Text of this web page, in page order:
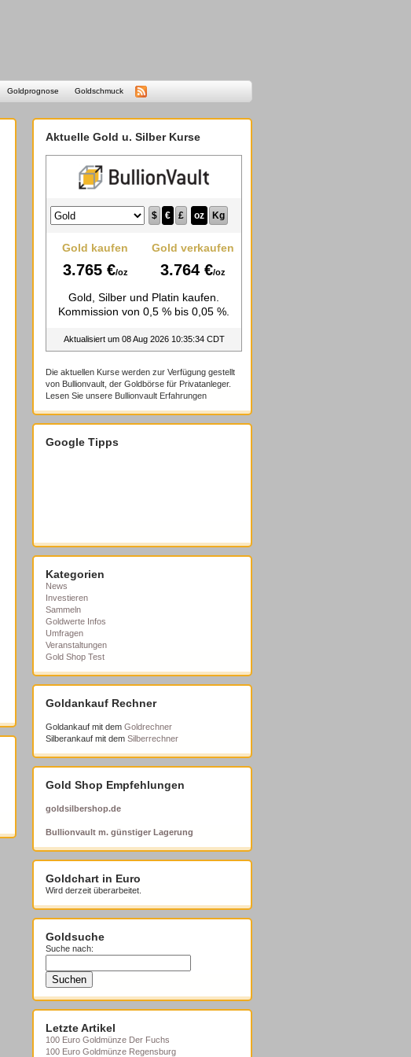
Goldprognose Goldschmuck
Aktuelle Gold u. Silber Kurse
Die aktuellen Kurse werden zur Verfügung gestellt
von Bullionvault, der Goldbörse für Privatanleger.
Lesen Sie unsere Bullionvault Erfahrungen
Google Tipps
Kategorien
News
Investieren
Sammeln
Goldwerte Infos
Umfragen
Veranstaltungen
Gold Shop Test
Goldankauf Rechner
Goldankauf mit dem Goldrechner
Silberankauf mit dem Silberrechner
Gold Shop Empfehlungen
goldsilbershop.de
Bullionvault m. günstiger Lagerung
Goldchart in Euro
Wird derzeit überarbeitet.
Goldsuche
Suche nach:
Letzte Artikel
100 Euro Goldmünze Der Fuchs
100 Euro Goldmünze Regensburg